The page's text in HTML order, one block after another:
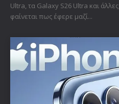
Ultra, τα Galaxy S26 Ultra και
φαίνεται πως έφερε μαζί...